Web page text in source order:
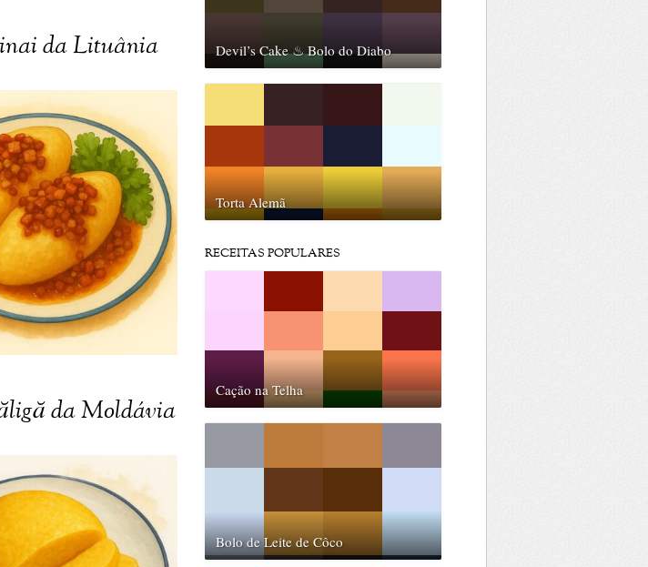
da Lituânia
da Moldávia
Devil’s Cake ♨ Bolo do Diabo
Torta Alemã
RECEITAS POPULARES
Cação na Telha
Bolo de Leite de Côco